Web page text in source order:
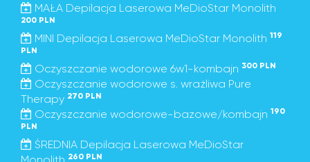
MAŁA Depilacja Laserowa MeDioStar Monolith
200 PLN
MINI Depilacja Laserowa MeDioStar Monolith 119
PLN
Oczyszczanie wodorowe 6w1-kombajn 300 PLN
Oczyszczanie wodorowe s. wrażliwa Pure
Therapy 270 PLN
Oczyszczanie wodorowe-bazowe/kombajn 190
PLN
ŚREDNIA Depilacja Laserowa MeDioStar
260 PLN